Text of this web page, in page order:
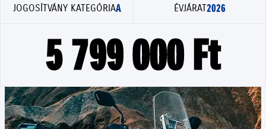
JOGOSÍTVÁNY KATEGÓRIAA ÉVJÁRAT2026
5 799 000 Ft